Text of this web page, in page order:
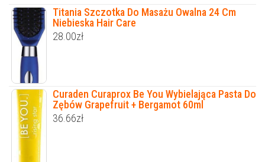
Titania Szczotka Do Masażu Owalna 24 Cm
Niebieska Hair Care
28.00zł
Curaden Curaprox Be You Wybielająca Pasta Do
Zębów Grapefruit + Bergamot 60ml
36.66zł